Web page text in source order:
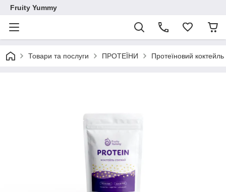
Fruity Yummy
Товари та послуги ПРОТЕЇНИ Протеїновий